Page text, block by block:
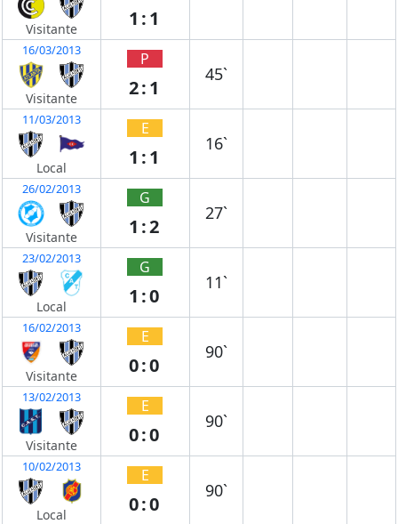
Visitante 1:1
16/03/2013
Visitante
P
2:1
45`
11/03/2013
Local
E
1:1
16`
26/02/2013
Visitante
G
1:2
27`
23/02/2013
Local
G
1:0
11`
16/02/2013
Visitante
E
0:0
90`
13/02/2013
Visitante
E
0:0
90`
10/02/2013
Local
E
0:0
90`